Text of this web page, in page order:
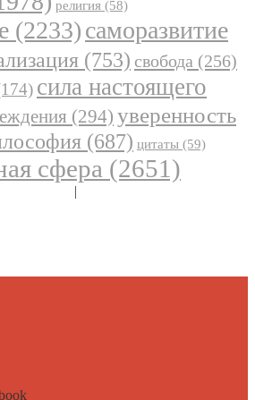
религия (58)
(2233)саморазвитие
(753) свобода (256)
сила настоящего
(294) уверенность
(687) цитаты (59)
сфера (2651)
|